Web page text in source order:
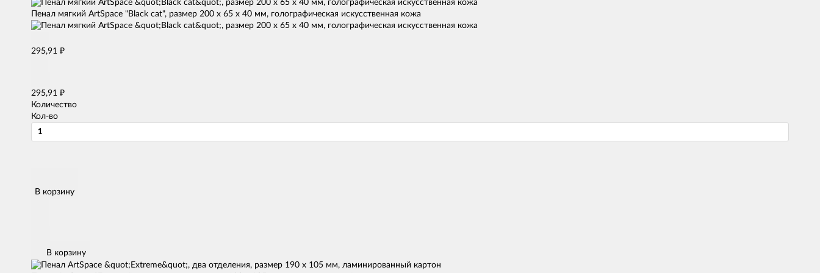
Пенал мягкий ArtSpace "Black cat", размер 200 х 65 х 40 мм, голографическая искусственная кожа
295,91 ₽
295,91 ₽
Количество
Кол-во
В корзину
В корзину